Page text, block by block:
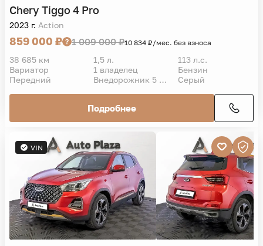
Chery Tiggo 4 Pro
2023 г. Action
859 000 ₽ 1 009 000 ₽10 834 ₽/мес. без взноса
38 685 км 1,5 л.
113 л.с.
Вариатор
1 владелец
Бензин
Передний
Внедорожник 5 дв. Серый
Подробнее
VIN